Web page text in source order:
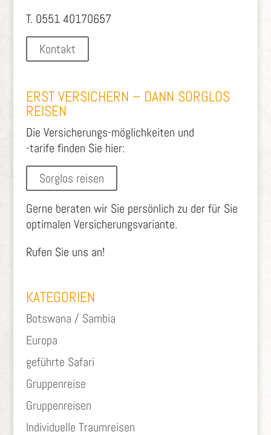
T. 0551 40170657
Kontakt
ERST VERSICHERN – DANN SORGLOS
REISEN
Die Versicherungs-möglichkeiten und
-tarife finden Sie hier:
Sorglos reisen
Gerne beraten wir Sie persönlich zu der für Sie
optimalen Versicherungsvariante.
Rufen Sie uns an!
KATEGORIEN
Botswana / Sambia
Europa
geführte Safari
Gruppenreise
Gruppenreisen
Individuelle Traumreisen